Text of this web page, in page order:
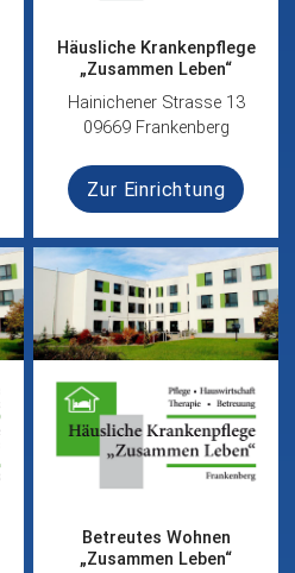
Häusliche Krankenpflege
„Zusammen Leben“
Hainichener Strasse 13
09669 Frankenberg
Zur Einrichtung
Betreutes Wohnen
„Zusammen Leben“